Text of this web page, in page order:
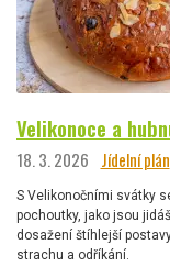
Velikonoce a
18. 3. 2026 Jídelní plán
S Velikonočními svátky
pochoutky, jako jsou
dosažení štíhlejší
strachu a odříkání.